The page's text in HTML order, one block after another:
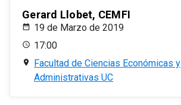
Gerard Llobet, CEMFI
19 de Marzo de 2019
17:00
Facultad de Ciencias Económicas y
Administrativas UC